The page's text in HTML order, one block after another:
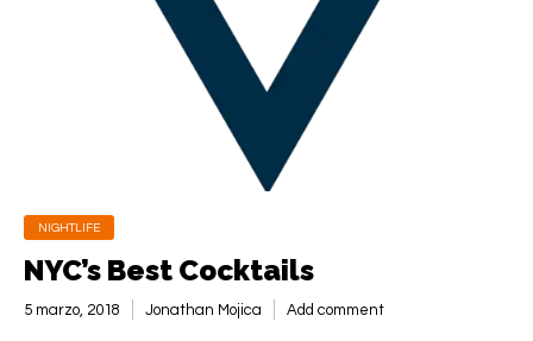
NIGHTLIFE
NYC’s Best Cocktails
5 marzo, 2018 Jonathan Mojica Add comment